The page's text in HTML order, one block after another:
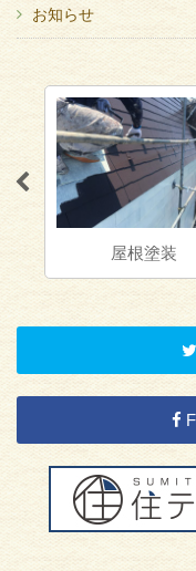
お知らせ
屋根塗装